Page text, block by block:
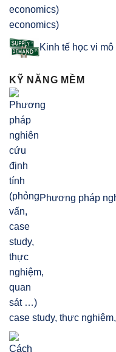
economics)
Kinh tế học vi mô
KỸ NĂNG MỀM
Phương pháp
case study, thực